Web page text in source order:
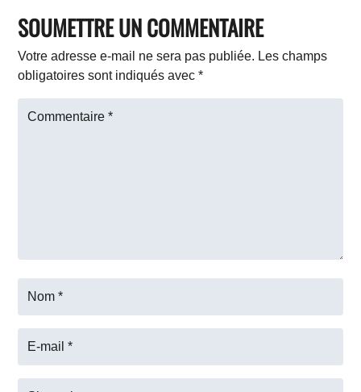
SOUMETTRE UN COMMENTAIRE
Votre adresse e-mail ne sera pas publiée. Les champs
obligatoires sont indiqués avec*